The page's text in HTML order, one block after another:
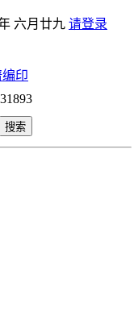
六月廿九 请登录
搜索